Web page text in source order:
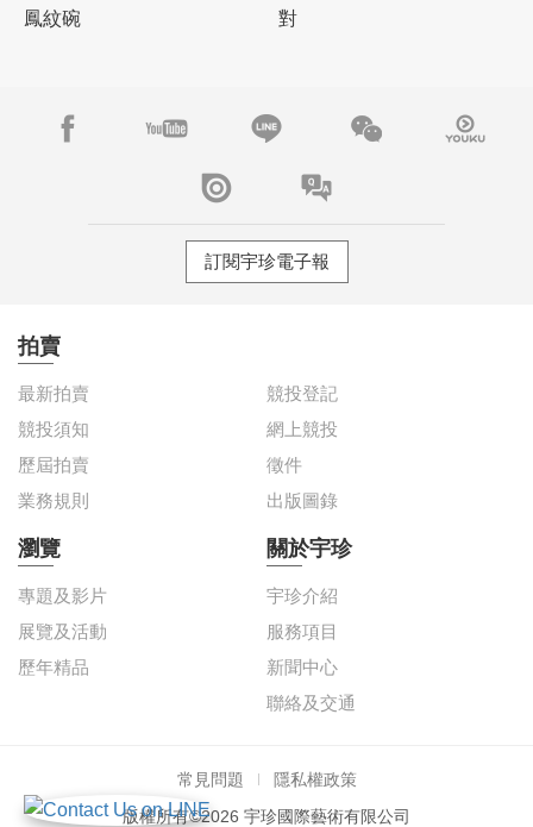
鳳紋碗
對
訂閱宇珍電子報
拍賣
最新拍賣
競投登記
競投須知
網上競投
歷屆拍賣
徵件
業務規則
出版圖錄
瀏覽
專題及影片
展覽及活動
歷年精品
關於宇珍
宇珍介紹
服務項目
新聞中心
聯絡及交通
常見問題
隱私權政策
版權所有©2026 宇珍國際藝術有限公司